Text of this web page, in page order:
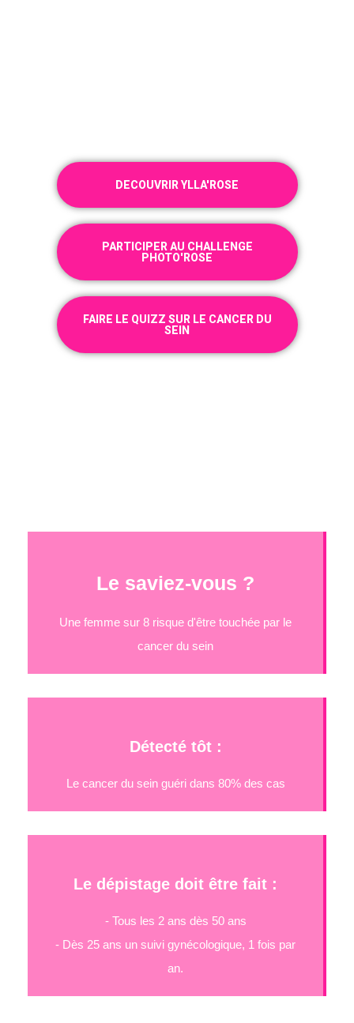
DECOUVRIR YLLA'ROSE
PARTICIPER AU CHALLENGE
PHOTO'ROSE
FAIRE LE QUIZZ SUR LE CANCER DU
SEIN
Le saviez-vous ?
Une femme sur 8 risque d'être touchée par le
cancer du sein
Détecté tôt :
Le cancer du sein guéri dans 80% des cas
Le dépistage doit être fait :
- Tous les 2 ans dès 50 ans
- Dès 25 ans un suivi gynécologique, 1 fois par
an.